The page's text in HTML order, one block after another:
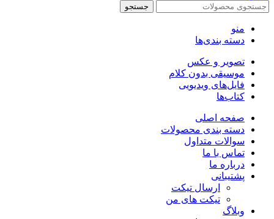
جستجو
منو
دسته بندی‌ها
تصویر و عکس
موسیقی بدون کلام
فایل‌های ویدیویی
کتاب‌ها
صفحه اصلی
دسته بندی محصولات
سوالات متداول
تماس با ما
درباره ما
پشتیبانی
ارسال تیکت
تیکت های من
وبلاگ